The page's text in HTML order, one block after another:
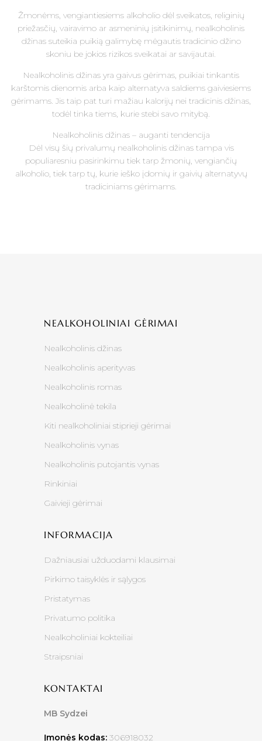
Žmonėms, vengiantiesiems alkoholio dėl sveikatos, religinių
priežasčių, vairavimo ar asmeninių įsitikinimų, nealkoholinis
džinas suteikia puikią galimybę mėgautis tradicinio džino
skoniu be jokios rizikos sveikatai ar savijautai.
Nealkoholinis džinas yra gaivus gėrimas, puikiai tinkantis
karštomis dienomis arba kaip alternatyva saldiems gaiviesiems
gėrimams. Jis taip pat turi mažiau kalorijų nei tradicinis džinas,
todėl tinka tiems, kurie stebi savo mitybą.
Nealkoholinis džinas – auganti tendencija
Dėl visų šių privalumų nealkoholinis džinas tampa vis
populiaresniu pasirinkimu tiek tarp žmonių, vengiančių
alkoholio, tiek tarp tų, kurie ieško įdomių ir gaivių alternatyvų
tradiciniams gėrimams.
NEALKOHOLINIAI GĖRIMAI
Nealkoholinis džinas
Nealkoholinis aperityvas
Nealkoholinis romas
Nealkoholinė tekila
Kiti nealkoholiniai stiprieji gėrimai
Nealkoholinis vynas
Nealkoholinis putojantis vynas
Rinkiniai
Gaivieji gėrimai
INFORMACIJA
Dažniausiai užduodami klausimai
Pirkimo taisyklės ir sąlygos
Pristatymas
Privatumo politika
Nealkoholiniai kokteiliai
Straipsniai
KONTAKTAI
MB Sydzei
Įmonės kodas: 306918032